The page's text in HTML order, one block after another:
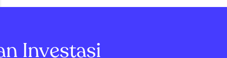
Investasi